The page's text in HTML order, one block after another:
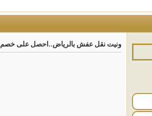
ونيت نقل عفش بالرياض..احصل على خصم 20%على أول عملية نقل عفش بوانيت نقل عفش